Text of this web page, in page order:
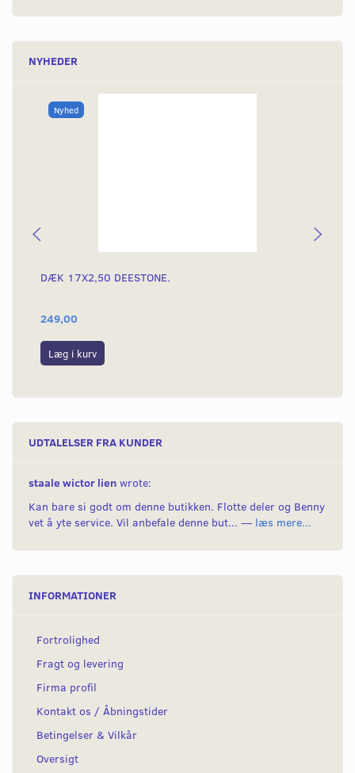
NYHEDER
Nyhed
DÆK 17X2,50 DEESTONE.
249,00
Læg i kurv
UDTALELSER FRA KUNDER
staale wictor lien wrote:
Kan bare si godt om denne butikken. Flotte deler og Benny
vet å yte service. Vil anbefale denne but... — læs mere...
INFORMATIONER
Fortrolighed
Fragt og levering
Firma profil
Kontakt os / Åbningstider
Betingelser & Vilkår
Oversigt